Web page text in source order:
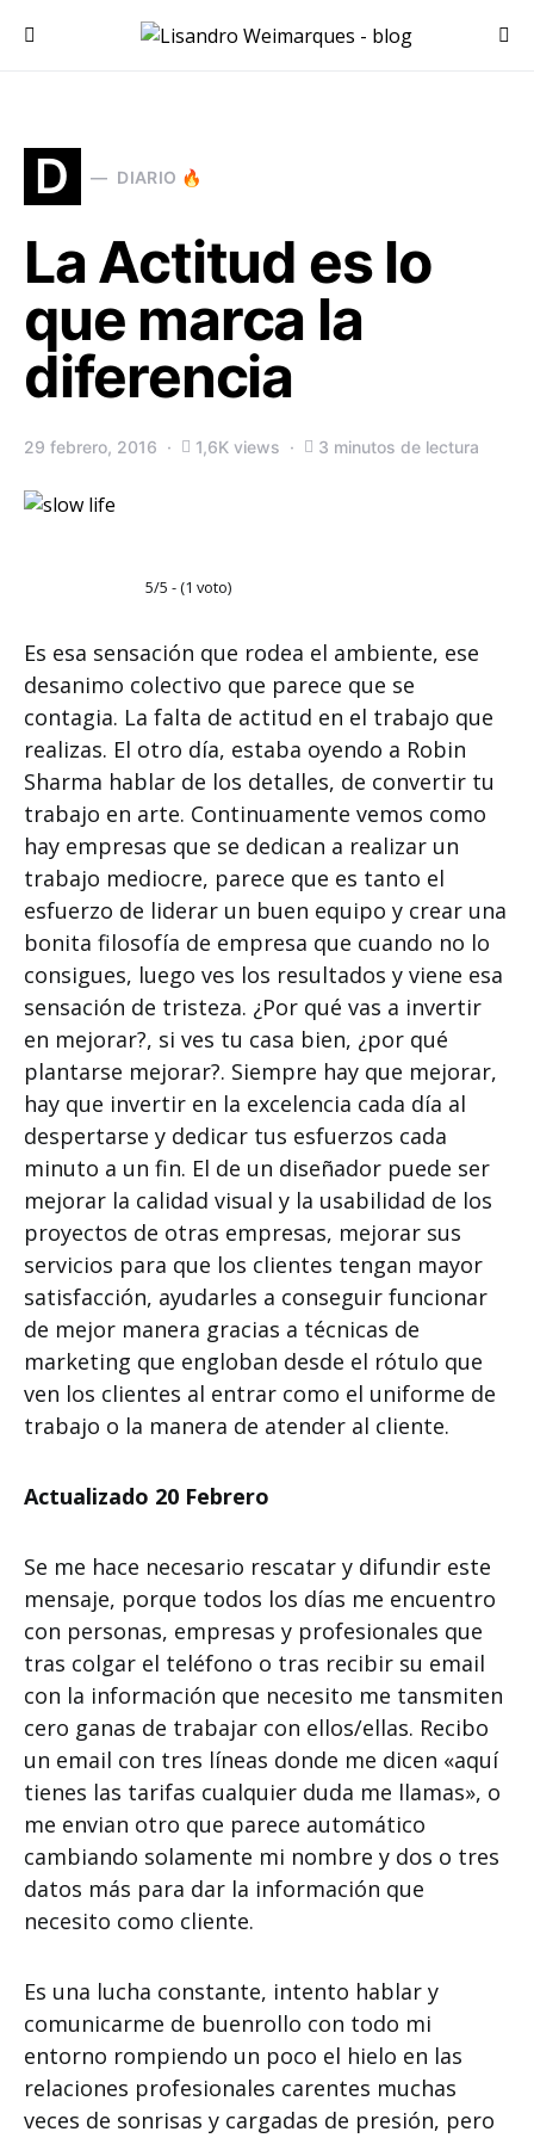
Search for:
D DIARIO 🔥
La Actitud es lo
que marca la
diferencia
29 febrero, 2016 1,6K views 3 minutos de lectura
5/5 - (1 voto)
Es esa sensación que rodea el ambiente, ese
desanimo colectivo que parece que se
contagia. La falta de actitud en el trabajo que
realizas. El otro día, estaba oyendo a Robin
Sharma hablar de los detalles, de convertir tu
trabajo en arte. Continuamente vemos como
hay empresas que se dedican a realizar un
trabajo mediocre, parece que es tanto el
esfuerzo de liderar un buen equipo y crear una
bonita filosofía de empresa que cuando no lo
consigues, luego ves los resultados y viene esa
sensación de tristeza. ¿Por qué vas a invertir
en mejorar?, si ves tu casa bien, ¿por qué
plantarse mejorar?. Siempre hay que mejorar,
hay que invertir en la excelencia cada día al
despertarse y dedicar tus esfuerzos cada
minuto a un fin. El de un diseñador puede ser
mejorar la calidad visual y la usabilidad de los
proyectos de otras empresas, mejorar sus
servicios para que los clientes tengan mayor
satisfacción, ayudarles a conseguir funcionar
de mejor manera gracias a técnicas de
marketing que engloban desde el rótulo que
ven los clientes al entrar como el uniforme de
trabajo o la manera de atender al cliente.
Actualizado 20 Febrero
Se me hace necesario rescatar y difundir este
mensaje, porque todos los días me encuentro
con personas, empresas y profesionales que
tras colgar el teléfono o tras recibir su email
con la información que necesito me tansmiten
cero ganas de trabajar con ellos/ellas. Recibo
un email con tres líneas donde me dicen «aquí
tienes las tarifas cualquier duda me llamas», o
me envian otro que parece automático
cambiando solamente mi nombre y dos o tres
datos más para dar la información que
necesito como cliente.
Es una lucha constante, intento hablar y
comunicarme de buenrollo con todo mi
entorno rompiendo un poco el hielo en las
relaciones profesionales carentes muchas
veces de sonrisas y cargadas de presión, pero